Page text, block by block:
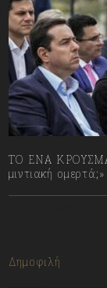
ΤΟ ΕΝΑ ΚΡΟΥΣΜΑ
μιντιακή ομερτά;»
Δημοφιλή